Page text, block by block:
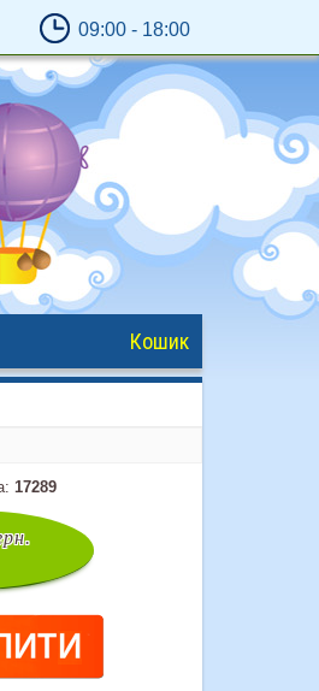
09:00 - 18:00
- з
9:00 до
18:00
- 17:00 крім сб. и
працює завжди ;)
Кошик
17289